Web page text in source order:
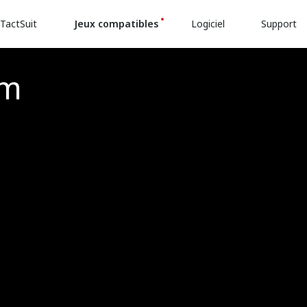
TactSuit Jeux compatibles Logiciel Support